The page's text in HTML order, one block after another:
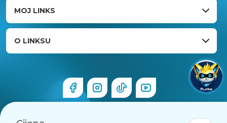
MOJ LINKS
O LINKSU